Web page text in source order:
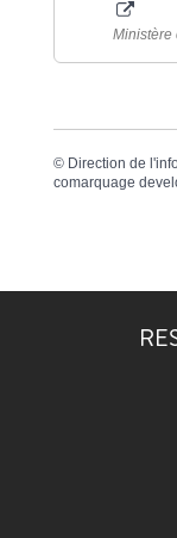
Ministère
© Direction de
comarquage